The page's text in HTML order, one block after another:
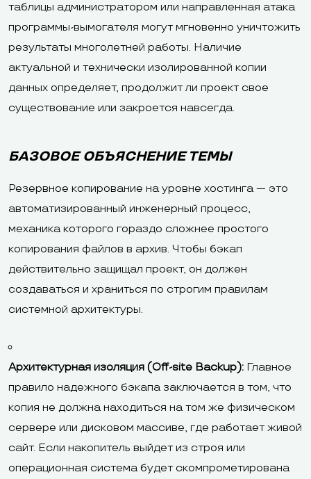
таблицы администратором или направленная атака
программы-вымогателя могут мгновенно уничтожить
результаты многолетней работы. Наличие
актуальной и технически изолированной копии
данных определяет, продолжит ли проект свое
существование или закроется навсегда.
БАЗОВОЕ ОБЪЯСНЕНИЕ ТЕМЫ
Резервное копирование на уровне хостинга — это
автоматизированный инженерный процесс,
механика которого гораздо сложнее простого
копирования файлов в архив. Чтобы бэкап
действительно защищал проект, он должен
создаваться и храниться по строгим правилам
системной архитектуры.
Архитектурная изоляция (Off-site Backup): Главное
правило надежного бэкапа заключается в том, что
копия не должна находиться на том же физическом
сервере или дисковом массиве, где работает живой
сайт. Если накопитель выйдет из строя или
операционная система будет скомпрометирована